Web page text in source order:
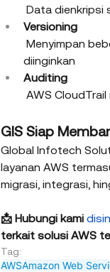
Data dienkripsi
Versioning
Menyimpan
diinginkan
Auditing
AWS
GIS Siap
Global Infotech
layanan AWS
migrasi, integrasi,
📩 Hubungi kami
terkait solusi AWS
Tag:
AWSAmazon Web